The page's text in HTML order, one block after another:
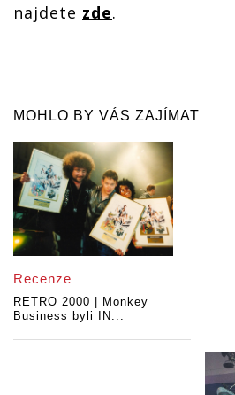
najdete zde.
MOHLO BY VÁS ZAJÍMAT
Recenze
RETRO 2000 | Monkey
Business byli IN...